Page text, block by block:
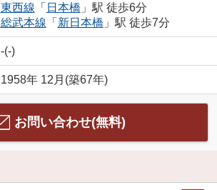
東西線 「 日本橋 」駅 徒歩6分
総武本線 「 新日本橋 」駅 徒歩7分
-(-)
1958年 12月(築67年)
お問い合わせ(無料)